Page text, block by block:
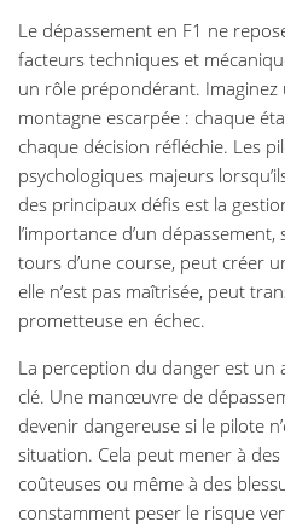
Le dépassement en F1 ne
facteurs techniques et
un rôle prépondérant.
montagne escarpée : chaque
chaque décision réfléchie. Les
psychologiques majeurs
des principaux défis est la
l’importance d’un
tours d’une course, peut créer
elle n’est pas maîtrisée, peut
prometteuse en échec.
La perception du danger est un
clé. Une manœuvre de
devenir dangereuse si le pilote
situation. Cela peut mener à
coûteuses ou même à des
constamment peser le risque